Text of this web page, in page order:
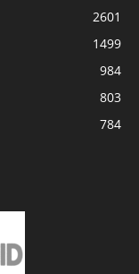
2601
1499
984
803
784